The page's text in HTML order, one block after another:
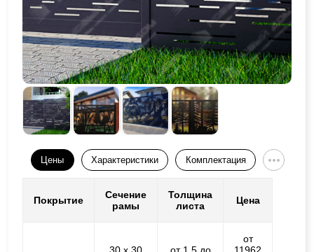
Цены Характеристики Комплектация
Покрытие
Сечение
рамы
Толщина
листа
Цена
от